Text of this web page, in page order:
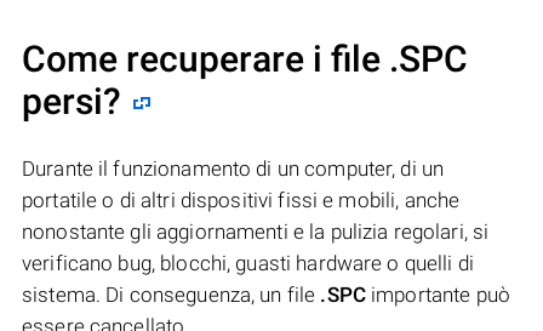
Come recuperare i file .SPC
persi?
Durante il funzionamento di un computer, di un
portatile o di altri dispositivi fissi e mobili, anche
nonostante gli aggiornamenti e la pulizia regolari, si
verificano bug, blocchi, guasti hardware o quelli di
sistema. Di conseguenza, un file .SPCimportante può
essere cancellato.